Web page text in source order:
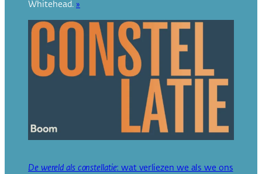
Whitehead. »
De wereld als constellatie: wat verliezen we als we ons